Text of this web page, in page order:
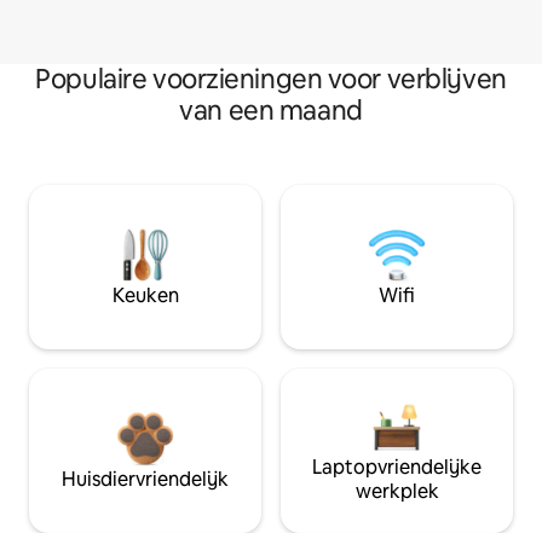
Populaire voorzieningen voor verblijven
van een maand
Keuken Wifi
Huisdiervriendelijk
Laptopvriendelijke
werkplek